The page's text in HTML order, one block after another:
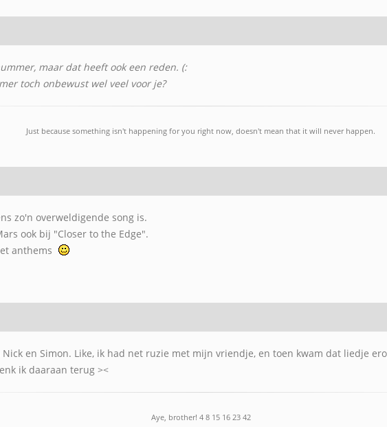
maar dat heeft ook een reden. (:
toch onbewust wel veel voor je?
Just because something isn't happening for you right now, doesn't mean that it will never happen.
zo'n overweldigende song is.
ook bij "Closer to the Edge".
anthems
en Simon. Like, ik had net ruzie met mijn vriendje, en toen kwam dat liedje
ik daaraan terug ><
Aye, brother! 4 8 15 16 23 42